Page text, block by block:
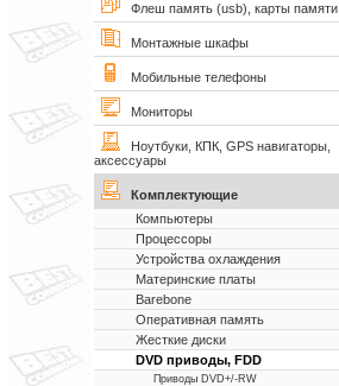
Флеш память (usb), карты памяти
Монтажные шкафы
Мобильные телефоны
Мониторы
Ноутбуки, КПК, GPS навигаторы,
аксессуары
Комплектующие
Компьютеры
Процессоры
Устройства охлаждения
Материнские платы
Barebone
Оперативная память
Жесткие диски
DVD приводы, FDD
Приводы DVD+/-RW